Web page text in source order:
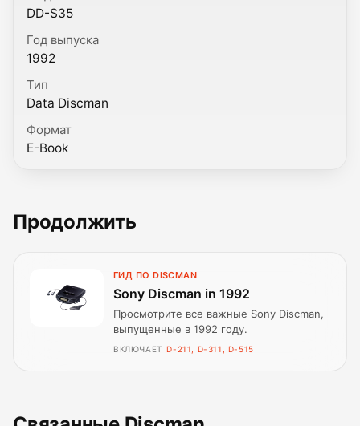
DD-S35
Год выпуска
1992
Тип
Data Discman
Формат
E-Book
Продолжить
ГИД ПО DISCMAN
Sony Discman in 1992
Просмотрите все важные Sony Discman,
выпущенные в 1992 году.
ВКЛЮЧАЕТ D-211, D-311, D-515